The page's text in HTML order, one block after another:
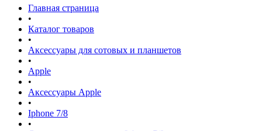
Главная страница
•
Каталог товаров
•
Аксессуары для сотовых и планшетов
•
Apple
•
Аксессуары Apple
•
Iphone 7/8
•